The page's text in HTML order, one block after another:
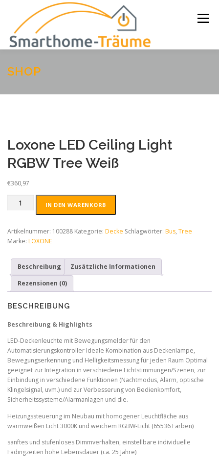
springen
Menü
START
SHOP
Loxone LED Ceiling Light
RGBW Tree Weiß
€360,97
Loxone
Light
RGBW
Weiß
Menge
IN DEN WARENKORB
Artikelnummer: 100288 Kategorie: Decke Schlagwörter: Bus, Tree
Marke: LOXONE
Beschreibung Zusätzliche Informationen
Rezensionen (0)
BESCHREIBUNG
Beschreibung & Highlights
LED-Deckenleuchte mit Bewegungsmelder für den
Automatisierungskontroller Ideale Kombination aus Deckenlampe,
Bewegungserkennung und Helligkeitsmessung für jeden Raum Optimal
geeignet zur Integration in verschiedene Lichtstimmungen/Szenen, zur
Einbindung in verschiedene Funktionen (Nachtmodus, Alarm, optische
Klingelsignal, uvm.) und zur Verbesserung von Bedienkomfort,
Sicherheitssysteme/Alarmanlagen und die.
Heizungssteuerung im Neubau mit homogener Leuchtfläche aus
warmweißen Licht 3000K und weichem RGBW‑Licht (65536 Farben)
sanftes und stufenloses Dimmverhalten, einstellbare individuelle
Fadingzeiten hohe Lebensdauer (ca. 25 Jahre)